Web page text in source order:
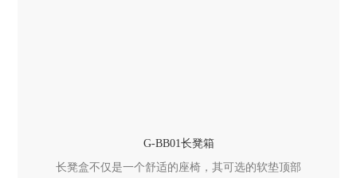
G-BB01长凳箱
长凳盒不仅是一个舒适的座椅，其可选的软垫顶部